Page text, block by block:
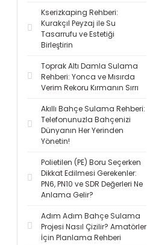
Kserizkaping Rehberi:
Kurakçıl Peyzaj ile Su
Tasarrufu ve Estetiği
Birleştirin
Toprak Altı Damla Sulama
Rehberi: Yonca ve Mısırda
Verim Rekoru Kırmanın Sırrı
Akıllı Bahçe Sulama Rehberi:
Telefonunuzla Bahçenizi
Dünyanın Her Yerinden
Yönetin!
Polietilen (PE) Boru Seçerken
Dikkat Edilmesi Gerekenler:
PN6, PN10 ve SDR Değerleri Ne
Anlama Gelir?
Adım Adım Bahçe Sulama
Projesi Nasıl Çizilir? Amatörler
İçin Planlama Rehberi